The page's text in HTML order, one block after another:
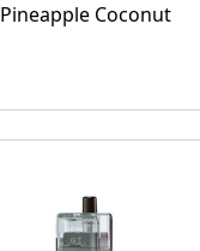
Pineapple Coconut